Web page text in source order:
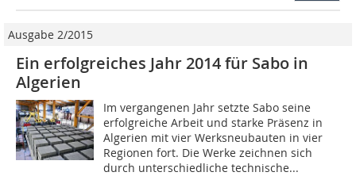
Ausgabe 2/2015
Ein erfolgreiches Jahr 2014 für Sabo in
Algerien
Im vergangenen Jahr setzte Sabo seine
erfolgreiche Arbeit und starke Präsenz in
Algerien mit vier Werksneubauten in vier
Regionen fort. Die Werke zeichnen sich
durch unterschiedliche technische...